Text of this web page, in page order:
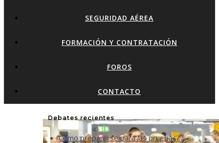
SEGURIDAD AÉREA
FORMACIÓN Y CONTRATACIÓN
FOROS
CONTACTO
Debates recientes
Cómo prepararse para las pruebas?